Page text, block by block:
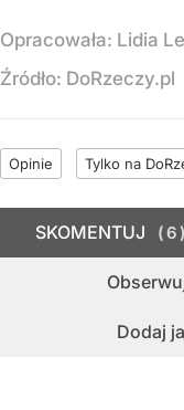
Opracowała: Lidia
Źródło: DoRzeczy.pl
Opinie Tylko na
Dodaj
SKOMENTUJ 6